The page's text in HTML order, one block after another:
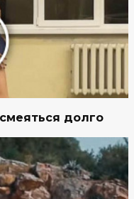
долго